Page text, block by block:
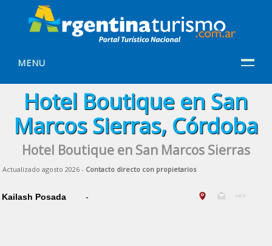
MENU
Hotel Boutique en San
Marcos Sierras, Córdoba
Hotel Boutique en San Marcos Sierras
Actualizado agosto 2026 - Contacto directo con propietarios
Kailash Posada -